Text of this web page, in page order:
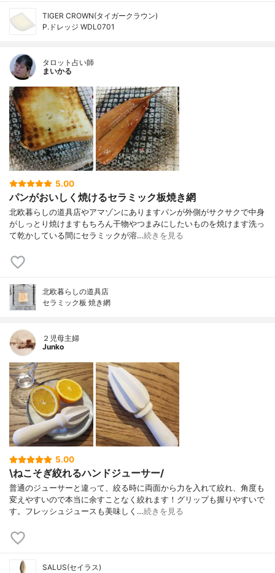
TIGER CROWN(タイガークラウン)
P.ドレッジ WDL0701
タロット占い師
まいかる
5.00
パンがおいしく焼けるセラミック板焼き網
北欧暮らしの道具店やアマゾンにありますパンが外側がサクサクで中身
がしっとり焼けますもちろん干物やつまみにしたいものを焼けます洗っ
て乾かしている間にセラミックが溶…続きを見る
北欧暮らしの道具店
セラミック板 焼き網
２児母主婦
Junko
5.00
\ねこそぎ絞れるハンドジューサー/
普通のジューサーと違って、絞る時に両面から力を入れて絞れ、角度も
変えやすいので本当に余すことなく絞れます！グリップも握りやすいで
す。フレッシュジュースも美味しく…続きを見る
SALUS(セイラス)